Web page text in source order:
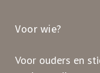
Voor wie?
Voor ouders en